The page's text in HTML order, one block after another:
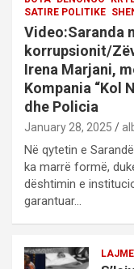
SATIRE POLITIKE
Video:Saranda
korrupsionit/
Irena Marjani,
Kompania “Kol
dhe Policia
January 28, 2025
Në qytetin e
ka marrë formë,
dështimin e
garantuar…
LAJME